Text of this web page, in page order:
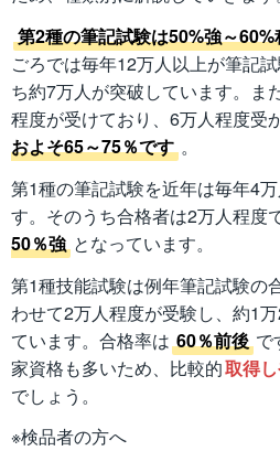
第2種の筆記試験は50%強～
ごろでは毎年12万人以上が筆記
ち約7万人が突破しています。ま
程度が受けており、6万人程度受
およそ65～75％です 。
第1種の筆記試験を近年は毎年4
す。そのうち合格者は2万人程度
50％強 となっています。
第1種技能試験は例年筆記試験の
わせて2万人程度が受験し、約1
ています。合格率は 60％前後 で
家資格も多いため、比較的取得
でしょう。
※検品者の方へ